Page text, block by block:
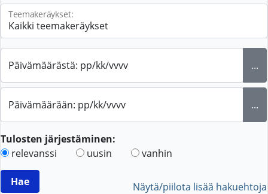
Teemakeräykset:
Päivämäärästä: pp/kk/vvvv ...
Päivämäärään: pp/kk/vvvv ...
Tulosten järjestäminen:
relevanssi
uusin vanhin
Näytä/piilota lisää hakuehtoja